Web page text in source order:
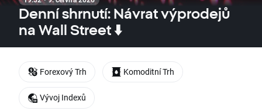
Denní shrnutí: Návrat výprodejů
na Wall Street ⬇️
Forexový Trh Komoditní Trh
Vývoj Indexů